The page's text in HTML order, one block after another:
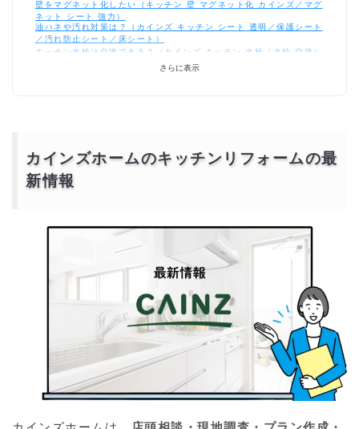
壁をマグネット化したい（キッチン 壁 マグネット化 カインズ／マグ
ネット シート 強力）
油ハネや汚れ対策は？（カインズ キッチン シート 透明／保護シート
／汚れ防止シート／床シート）
キッチン水栓は交換できる？（カインズ キッチン 水栓／水栓 交換）
水切り・シンク上の整頓は？（カインズ キッチン 水切り／吸水マット
ザー）
カインズに頼むか、地元業者に頼むか迷っています（費用・提案・保証
の違い）
補助金や助成は使える？（節湯水栓・高効率レンジフード・食洗機な
ど）
ランキング
カインズホームのキッチンリフォーム 人気ランキング
カインズホームのキッチンリフォームはどこに頼むべ
カインズホーム（直営・提携施工）に依頼する場合
地元の工務店・リフォーム会社に依頼する場合
補助金や助成制度を活用するとお得に
補助金を活用した場合の費用シミュレーション
カインズホームのキッチンリフォームより安価で依頼
するには？
さらに表示
カインズホームのキッチンリフォームの最
新情報